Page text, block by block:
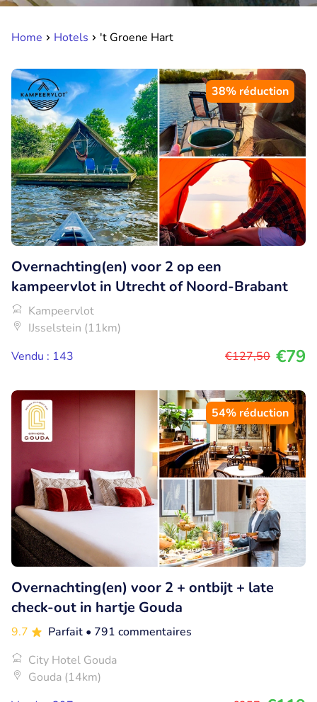
Home Hotels 't Groene Hart
38% réduction
Overnachting(en) voor 2 op een
kampeervlot in Utrecht of Noord-Brabant
Kampeervlot
IJsselstein (11km)
Vendu : 143
€127,50 €79
54% réduction
Overnachting(en) voor 2 + ontbijt + late
check-out in hartje Gouda
9.7 Parfait • 791 commentaires
City Hotel Gouda
Gouda (14km)